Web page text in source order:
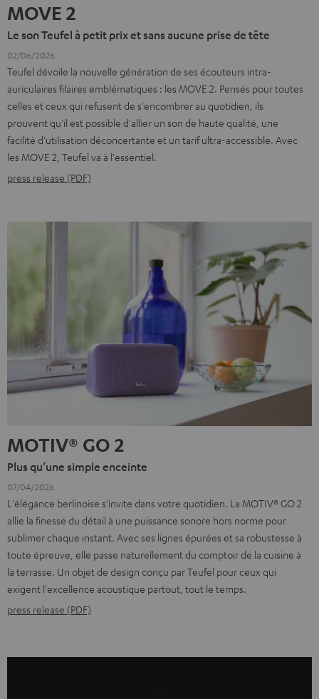
MOVE 2
Le son Teufel à petit prix et sans aucune prise de tête
02/06/2026
Teufel dévoile la nouvelle génération de ses écouteurs intra-
auriculaires filaires emblématiques : les MOVE 2. Pensés pour toutes
celles et ceux qui refusent de s'encombrer au quotidien, ils
prouvent qu'il est possible d'allier un son de haute qualité, une
facilité d'utilisation déconcertante et un tarif ultra-accessible. Avec
les MOVE 2, Teufel va à l'essentiel.
press release (PDF)
MOTIV® GO 2
Plus qu’une simple enceinte
07/04/2026
L'élégance berlinoise s'invite dans votre quotidien. La MOTIV® GO 2
allie la finesse du détail à une puissance sonore hors norme pour
sublimer chaque instant. Avec ses lignes épurées et sa robustesse à
toute épreuve, elle passe naturellement du comptoir de la cuisine à
la terrasse. Un objet de design conçu par Teufel pour ceux qui
exigent l'excellence acoustique partout, tout le temps.
press release (PDF)